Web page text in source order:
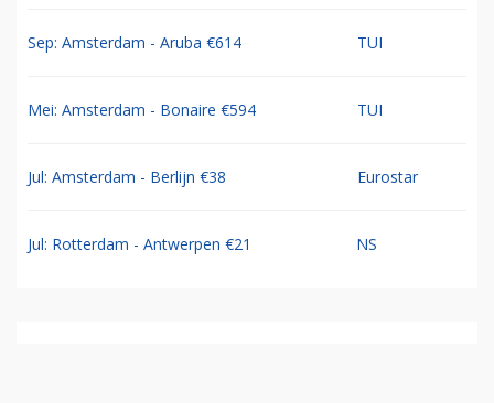
Sep: Amsterdam - Aruba €614 TUI
Mei: Amsterdam - Bonaire €594 TUI
Jul: Amsterdam - Berlijn €38 Eurostar
Jul: Rotterdam - Antwerpen €21 NS